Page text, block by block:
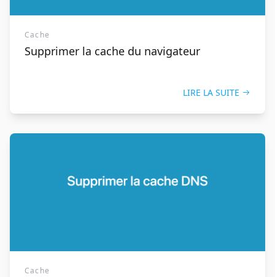
Cache
Supprimer la cache du navigateur
LIRE LA SUITE
Cache